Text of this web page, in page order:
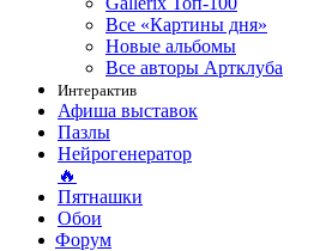
Все «Картины дня»
Новые альбомы
Все авторы Артклуба
Интерактив
Афиша выставок
Пазлы
Нейрогенератор
🔥
Пятнашки
Обои
Форум